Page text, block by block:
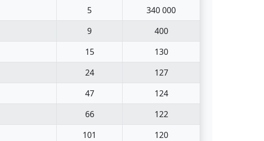
5
340 000
9
400
15
130
24
127
47
124
66
122
101
120